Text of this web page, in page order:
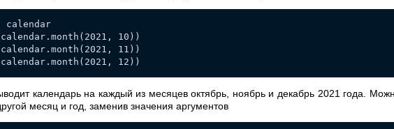
calendar
10))
11))
12))
календарь на каждый из месяцев октябрь, ноябрь и декабрь 2021 года.
месяц и год, заменив значения аргументов